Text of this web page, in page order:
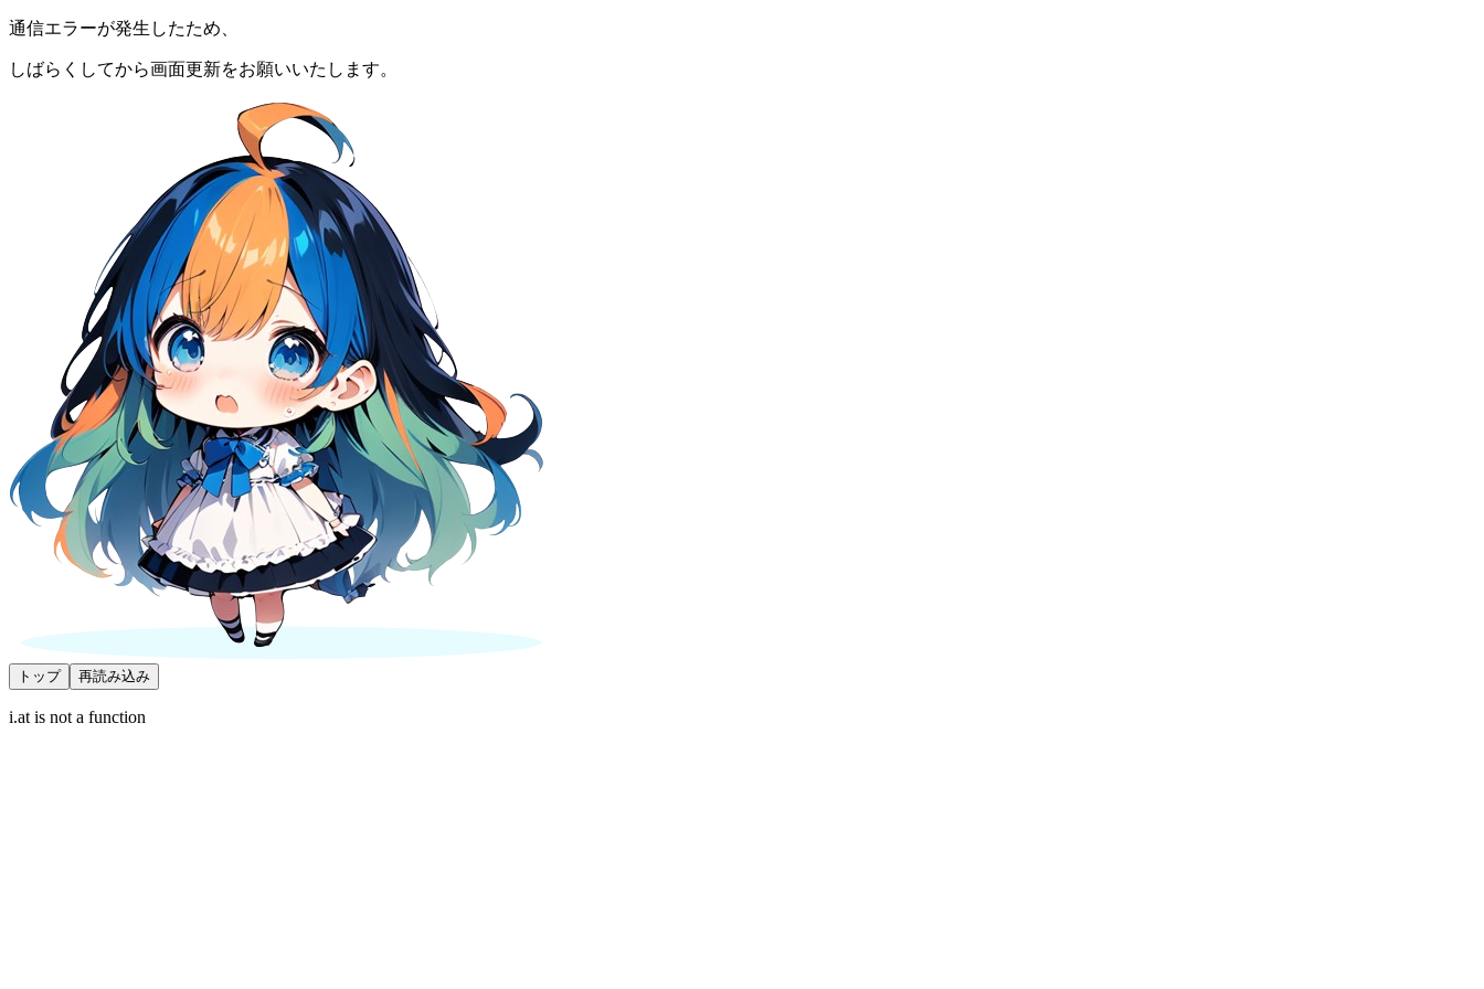
通信エラーが発生したため、
しばらくしてから画面更新をお願いいたします。
トップ 再読み込み
i.at is not a function